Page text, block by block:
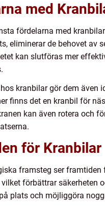
med
fördelarna med
eliminerar de behovet
kan slutföras mer
kranbilar gör dem även
finns det en kranbil för
kan även rotera och
för Kranbilar
framsteg ser
vilket förbättrar säkerheten
plats och möjliggöra